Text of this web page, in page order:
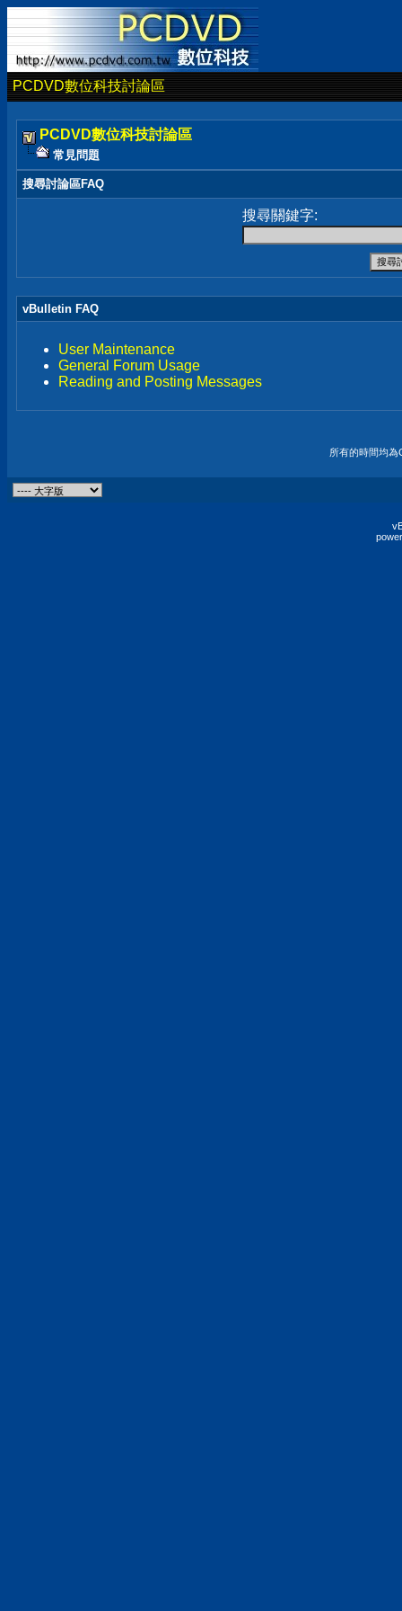
PCDVD數位科技討論區
PCDVD數位科技討論區
常見問題
搜尋討論區FAQ
搜尋關鍵字:
vBulletin FAQ
User Maintenance
General Forum Usage
Reading and Posting Messages
所有的時間均為